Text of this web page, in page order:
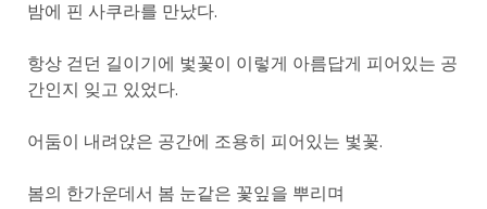
밤에 핀 사쿠라를 만났다.
항상 걷던 길이기에 벛꽃이 이렇게 아름답게 피어있는 공
간인지 잊고 있었다.
어둠이 내려앉은 공간에 조용히 피어있는 벛꽃.
봄의 한가운데서 봄 눈같은 꽃잎을 뿌리며